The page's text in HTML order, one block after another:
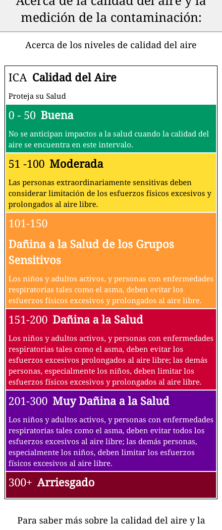
medición de la contaminación:
Acerca de los niveles de calidad del aire
ICA Calidad del Aire
Proteja su Salud
0 - 50 Buena
No se anticipan impactos a la salud cuando la calidad del
aire se encuentra en este intervalo.
51 -100 Moderada
Las personas extraordinariamente sensitivas deben
considerar limitación de los esfuerzos físicos excesivos y
prolongados al aire libre.
101-150
Dañina a la Salud de los Grupos
Sensitivos
Los niños y adultos activos, y personas con enfermedades
respiratorias tales como el asma, deben evitar los
esfuerzos físicos excesivos y prolongados al aire libre.
151-200 Dañina a la Salud
Los niños y adultos activos, y personas con enfermedades
respiratorias tales como el asma, deben evitar los
esfuerzos excesivos prolongados al aire libre; las demás
personas, especialmente los niños, deben limitar los
esfuerzos físicos excesivos y prolongados al aire libre.
201-300 Muy Dañina a la Salud
Los niños y adultos activos, y personas con enfermedades
respiratorias tales como el asma, deben evitar todos los
esfuerzos excesivos al aire libre; las demás personas,
especialmente los niños, deben limitar los esfuerzos
físicos excesivos al aire libre.
300+ Arriesgado
Para saber más sobre la calidad del aire y la